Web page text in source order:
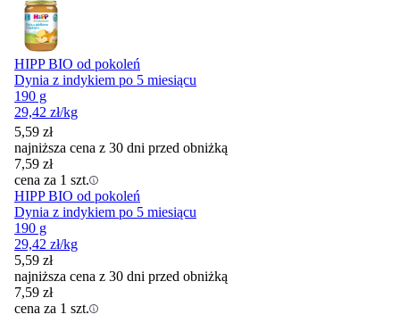
HIPP BIO od pokoleń
Dynia z indykiem po 5 miesiącu
190 g
29,42 zł/kg
5,59 zł
najniższa cena z 30 dni przed obniżką
7,59 zł
cena za 1 szt.
HIPP BIO od pokoleń
Dynia z indykiem po 5 miesiącu
190 g
29,42 zł/kg
5,59 zł
najniższa cena z 30 dni przed obniżką
7,59 zł
cena za 1 szt.